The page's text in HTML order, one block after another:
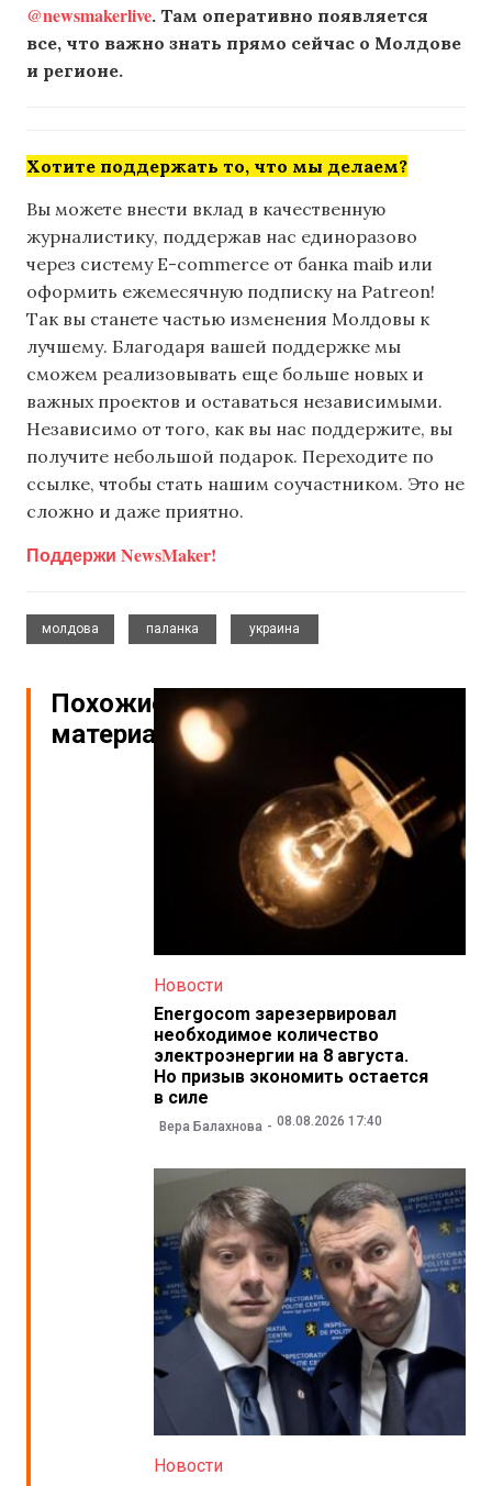
@newsmakerlive. Там оперативно появляется
все, что важно знать прямо сейчас о Молдове
и регионе.
Хотите поддержать то, что мы делаем?
Вы можете внести вклад в качественную
журналистику, поддержав нас единоразово
через систему E-commerce от банка maib или
оформить ежемесячную подписку на Patreon!
Так вы станете частью изменения Молдовы к
лучшему. Благодаря вашей поддержке мы
сможем реализовывать еще больше новых и
важных проектов и оставаться независимыми.
Независимо от того, как вы нас поддержите, вы
получите небольшой подарок. Переходите по
ссылке, чтобы стать нашим соучастником. Это не
сложно и даже приятно.
Поддержи NewsMaker!
молдова
паланка
украина
Похожие
материалы
Новости
Energocom зарезервировал
необходимое количество
электроэнергии на 8 августа.
Но призыв экономить остается
в силе
Вера Балахнова 08.08.2026 17:40
Новости